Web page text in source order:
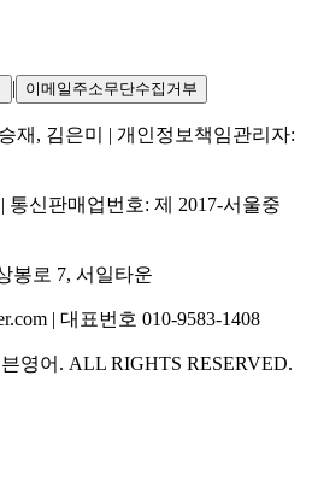
| 이메일주소무단수집거부
재, 김은미
| 개인정보책임관리자:
| 통신판매업번호: 제 2017-서울중
봉로 7, 서일타운
| 대표번호 010-9583-1408
영어 . ALL RIGHTS RESERVED.